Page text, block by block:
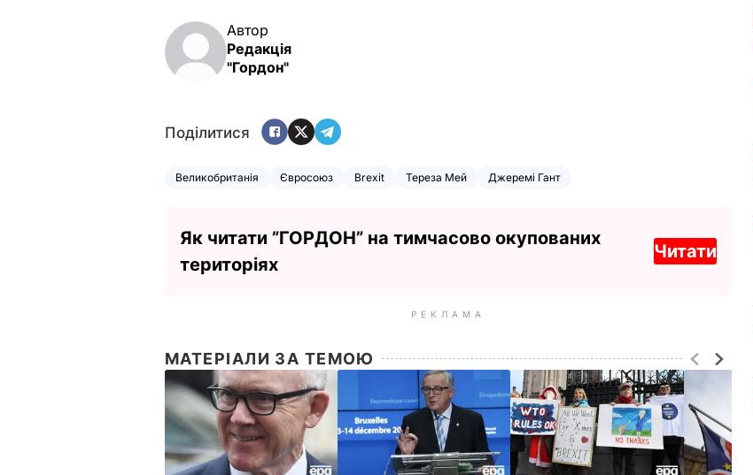
Автор
Редакція
"Гордон"
Поділитися
Великобританія Євросоюз Brexit Тереза Мей Джеремі Гант
Як читати ”ГОРДОН” на тимчасово окупованих
територіях
Читати
РЕКЛАМА
МАТЕРІАЛИ ЗА ТЕМОЮ